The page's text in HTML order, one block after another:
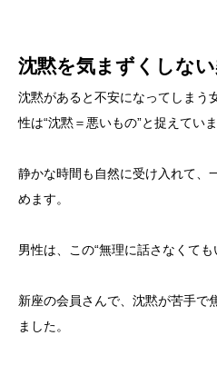
沈黙を気まずくしな
沈黙があると不安になってしまう
性は“沈黙＝悪いもの”と捉えていま
静かな時間も自然に受け入れて、
めます。
男性は、この“無理に話さなくても
新座の会員さんで、沈黙が苦手で
ました。